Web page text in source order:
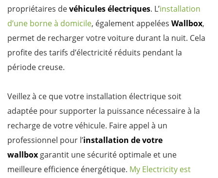
propriétaires devéhicules électriques. L’installation
d’une borne à domicile, également appelées Wallbox,
permet de recharger votre voiture durant la nuit. Cela
profite des tarifs d’électricité réduits pendant la
période creuse.
Veillez à ce que votre installation électrique soit
adaptée pour supporter la puissance nécessaire à la
recharge de votre véhicule. Faire appel à un
professionnel pour l’installation de votre
wallbox garantit une sécurité optimale et une
meilleure efficience énergétique. My Electricity est